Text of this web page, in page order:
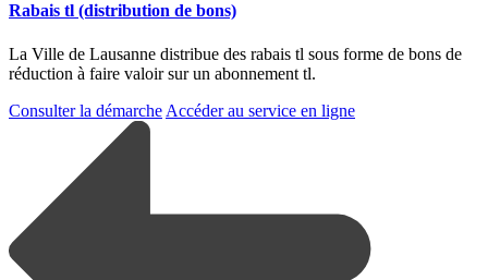
Rabais tl (distribution de bons)
La Ville de Lausanne distribue des rabais tl sous forme de bons de
réduction à faire valoir sur un abonnement tl.
Consulter la démarche Accéder au service en ligne